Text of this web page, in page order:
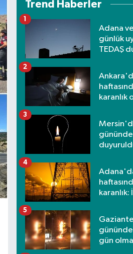
Trend Haberler
Adana
günlük
TEDAŞ
1
karanlık
2
3
4
gün
5